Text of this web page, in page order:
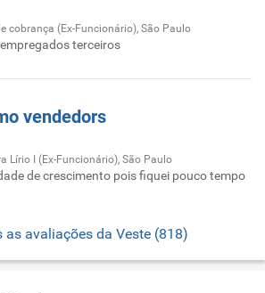
cobrança (Ex-Funcionário), São Paulo
terceiros
vendedors
Lírio I (Ex-Funcionário), São Paulo
de crescimento pois fiquei pouco tempo
as avaliações da Veste (818)